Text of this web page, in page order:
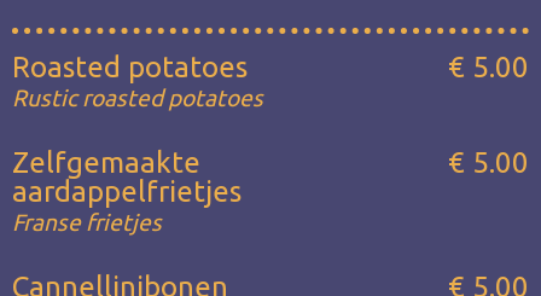
Roasted potatoes
Rustic roasted potatoes
€ 5.00
Zelfgemaakte
aardappelfrietjes
Franse frietjes
€ 5.00
Cannellinibonen
€ 5.00